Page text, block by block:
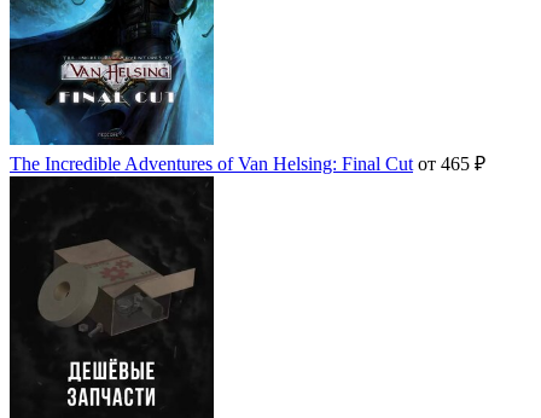
The Incredible Adventures of Van Helsing: Final Cut от 465 ₽